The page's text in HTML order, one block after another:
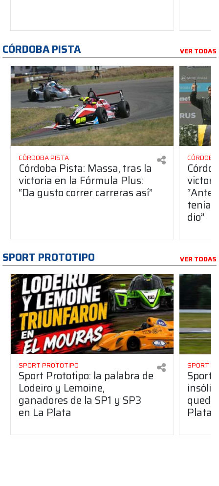
CÓRDOBA PISTA VER TODAS
CÓRDOBA PISTA
Córdoba Pista: Massa, tras la
victoria en la Fórmula Plus:
“Da gusto correr carreras así”
dio”
SPORT PROTOTIPO VER TODAS
SPORT PROTOTIPO
Sport Prototipo: la palabra de
Lodeiro y Lemoine,
ganadores de la SP1 y SP3
en La Plata
SPORT
Sport
Plata